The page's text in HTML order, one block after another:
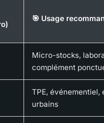
🎯 Usage
Micro-stocks,
complément
TPE, événementiel,
urbains